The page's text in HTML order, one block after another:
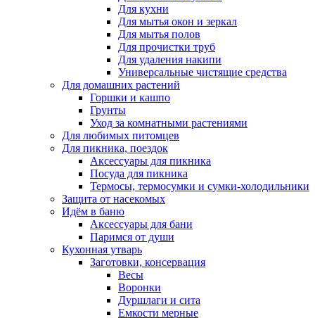
Для кухни
Для мытья окон и зеркал
Для мытья полов
Для прочистки труб
Для удаления накипи
Универсальные чистящие средства
Для домашних растений
Горшки и кашпо
Грунты
Уход за комнатными растениями
Для любимых питомцев
Для пикника, поездок
Аксессуары для пикника
Посуда для пикника
Термосы, термосумки и сумки-холодильники
Защита от насекомых
Идём в баню
Аксессуары для бани
Паримся от души
Кухонная утварь
Заготовки, консервация
Весы
Воронки
Дуршлаги и сита
Емкости мерные